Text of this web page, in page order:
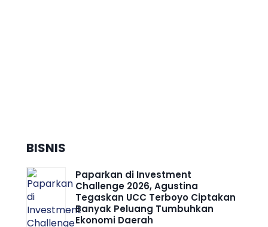
BISNIS
Paparkan di Investment
Challenge 2026, Agustina
Tegaskan UCC Terboyo Ciptakan
Banyak Peluang Tumbuhkan
Ekonomi Daerah